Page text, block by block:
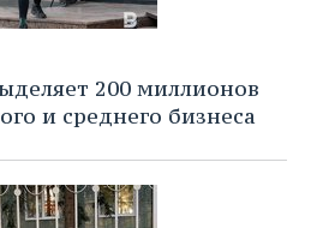
200 миллионов
и среднего бизнеса